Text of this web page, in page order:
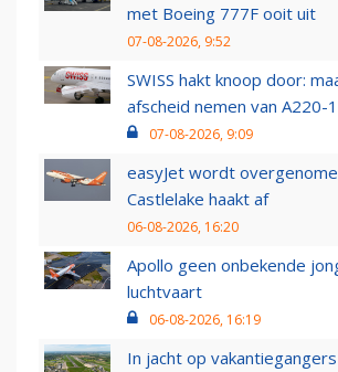
met Boeing 777F ooit uit
07-08-2026, 9:52
SWISS hakt knoop door:
afscheid nemen van A220-
07-08-2026, 9:09
easyJet wordt
Castlelake haakt af
06-08-2026, 16:20
Apollo geen onbekende
luchtvaart
06-08-2026, 16:19
In jacht op